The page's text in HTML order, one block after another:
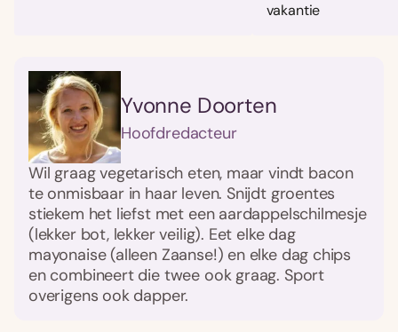
vakantie
Yvonne Doorten
Hoofdredacteur
Wil graag vegetarisch eten, maar vindt bacon
te onmisbaar in haar leven. Snijdt groentes
stiekem het liefst met een aardappelschilmesje
(lekker bot, lekker veilig). Eet elke dag
mayonaise (alleen Zaanse!) en elke dag chips
en combineert die twee ook graag. Sport
overigens ook dapper.